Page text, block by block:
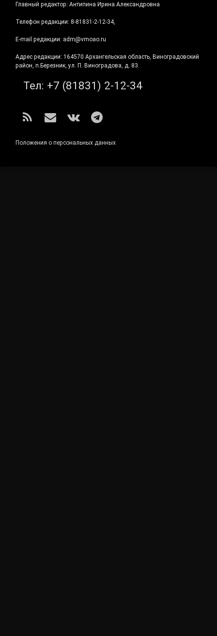
Главный редактор: Антипина Ирина Александровна
Телефон редакции: 8-81831-2-12-34,
E-mail редакции: adm@vmoao.ru
Адрес редакции: 164570 Архангельская область, Виноградовский
район, п.Березник, ул. П. Виноградова, д. 83.
Тел: +7 (81831) 2-12-34
RSS E-mailВКонтакте
Telegram
Положения о персональных данных